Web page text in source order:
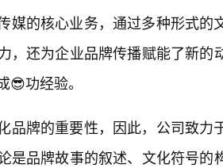
媒的核心业务，通过多种形式的
，还为企业品牌传播赋能了新的
😎功经验。
品牌的重要性，因此，公司致力
是品牌故事的叙述、文化符号的